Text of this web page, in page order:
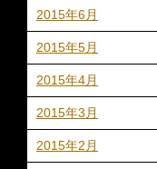
2015年6月
2015年5月
2015年4月
2015年3月
2015年2月